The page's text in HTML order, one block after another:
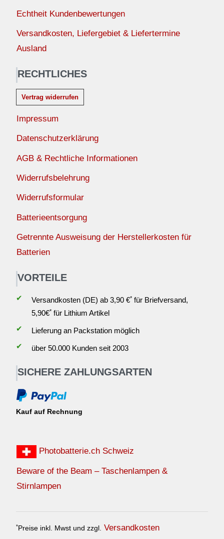
Echtheit Kundenbewertungen
Versandkosten, Liefergebiet & Liefertermine
Ausland
RECHTLICHES
Vertrag widerrufen
Impressum
Datenschutzerklärung
AGB & Rechtliche Informationen
Widerrufsbelehrung
Widerrufsformular
Batterieentsorgung
Getrennte Ausweisung der Herstellerkosten für
Batterien
VORTEILE
✔ Versandkosten (DE) ab 3,90 €*für Briefversand,
5,90€*für Lithium Artikel
✔
Lieferung an Packstation möglich
✔
über 50.000 Kunden seit 2003
SICHERE ZAHLUNGSARTEN
Kauf auf Rechnung
Photobatterie.ch Schweiz
Beware of the Beam – Taschenlampen &
Stirnlampen
* Preise inkl. Mwst und zzgl. Versandkosten